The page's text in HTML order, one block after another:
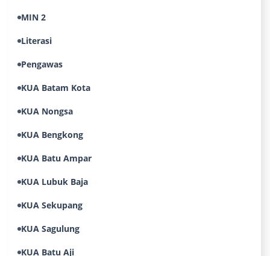
MIN 2
Literasi
Pengawas
KUA Batam Kota
KUA Nongsa
KUA Bengkong
KUA Batu Ampar
KUA Lubuk Baja
KUA Sekupang
KUA Sagulung
KUA Batu Aji